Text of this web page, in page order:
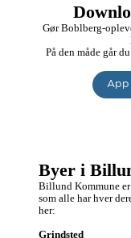
Gør Boblberg-
På den måde går
App
Byer i
Billund Kommune er
som alle har hver
her:
Grindsted